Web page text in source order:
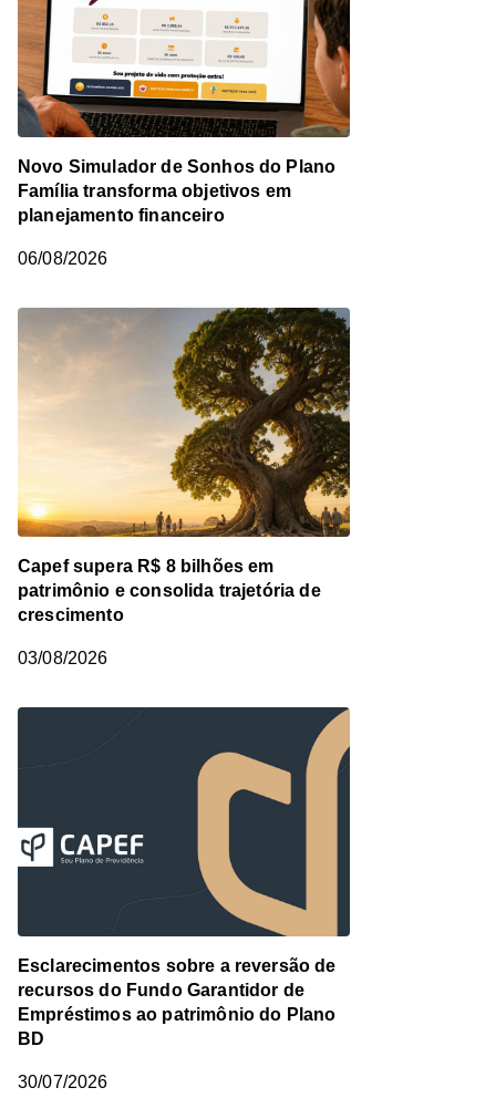
Novo Simulador de Sonhos do Plano
Família transforma objetivos em
planejamento financeiro
06/08/2026
Capef supera R$ 8 bilhões em
patrimônio e consolida trajetória de
crescimento
03/08/2026
Esclarecimentos sobre a reversão de
recursos do Fundo Garantidor de
Empréstimos ao patrimônio do Plano
BD
30/07/2026